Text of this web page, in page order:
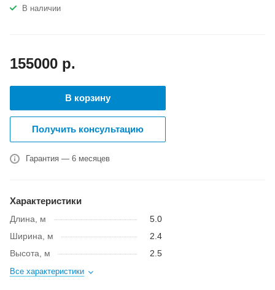
В наличии
155000 р.
В корзину
Получить консультацию
Гарантия — 6 месяцев
Характеристики
Длина, м
5.0
Ширина, м
2.4
Высота, м
2.5
Все характеристики